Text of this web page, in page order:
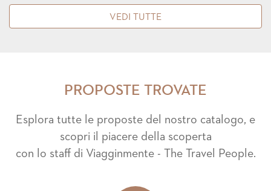
VEDI TUTTE
PROPOSTE TROVATE
Esplora tutte le proposte del nostro catalogo, e
scopri il piacere della scoperta
con lo staff di Viagginmente - The Travel People.